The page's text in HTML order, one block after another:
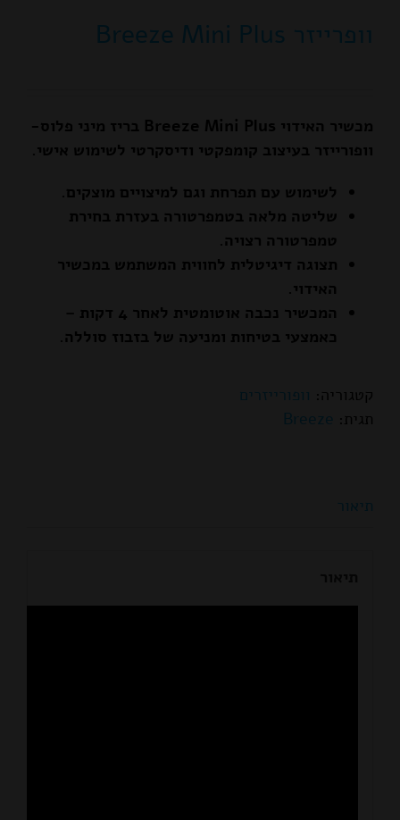
וופרייזר Breeze Mini Plus
מכשיר האידוי Breeze Mini Plus בריז מיני פלוס-
וופורייזר בעיצוב קומפקטי ודיסקרטי לשימוש אישי.
לשימוש עם תפרחת וגם למיצויים מוצקים.
שליטה מלאה בטמפרטורה בעזרת בחירת
טמפרטורה רצויה.
תצוגה דיגיטלית לחווית המשתמש במכשיר
האידוי.
המכשיר נכבה אוטומטית לאחר 4 דקות –
כאמצעי בטיחות ומניעה של בזבוז סוללה.
קטגוריה: וופורייזרים
תגית: Breeze
תיאור